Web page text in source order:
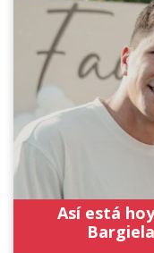
Así está